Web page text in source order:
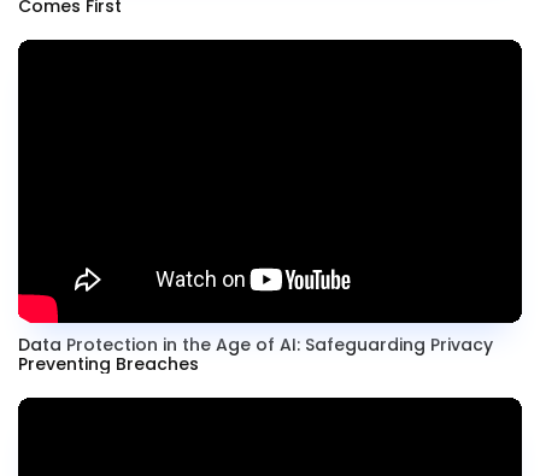
Comes First
Data Protection in the Age of AI: Safeguarding Privacy
Preventing Breaches